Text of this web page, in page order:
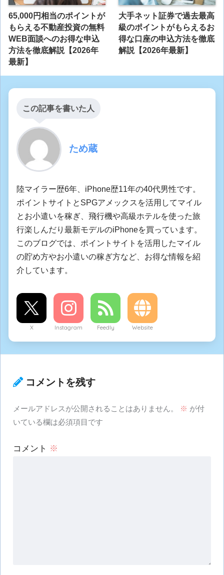
65,000円相当のポイントが
もらえる不動産投資の無料
WEB面談へのお得な申込
方法を徹底解説【2026年
最新】
大手ネット証券で過去最高
級のポイントがもらえるお
得な口座の申込方法を徹底
解説【2026年最新】
この記事を書いた人
ため蔵
陸マイラー歴6年、iPhone歴11年の40代男性です。
ポイントサイトとSPGアメックスを活用してマイル
とお小遣いを稼ぎ、飛行機や高級ホテルを使った旅
行楽しんだり最新モデルのiPhoneを買っています。
このブログでは、ポイントサイトを活用したマイル
の貯め方やお小遣いの稼ぎ方など、お得な情報を紹
介しています。
X Instagram Feedly Website
コメントを残す
メールアドレスが公開されることはありません。 ※ が付
いている欄は必須項目です
コメント ※